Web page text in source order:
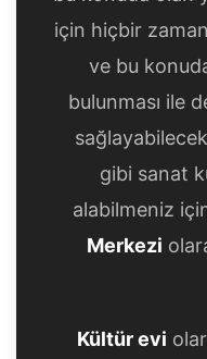
için hiçbir zaman
ve bu
bulunması ile
gibi sanat
alabilmeniz
Merkezi
Kültür evi